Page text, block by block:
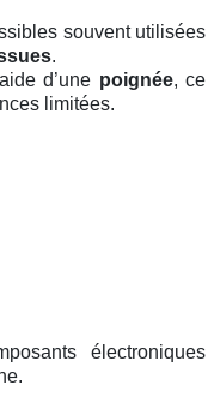
souvent utilisées
.
d’une poignée, ce
limitées.
électroniques